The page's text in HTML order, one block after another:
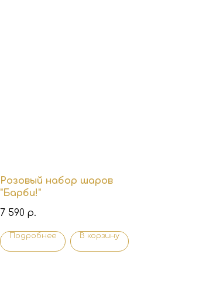
Розовый набор шаров
"Барби!"
7 590 р.
Подробнее В корзину